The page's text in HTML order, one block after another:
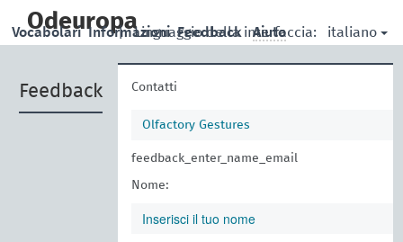
main
Odeuropa
| Linguaggio della interfaccia: italiano
Vocabolari Informazioni Feedback Aiuto
Feedback Contatti
Olfactory Gestures
feedback_enter_name_email
Nome: